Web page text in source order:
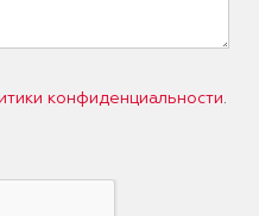
конфиденциальности.